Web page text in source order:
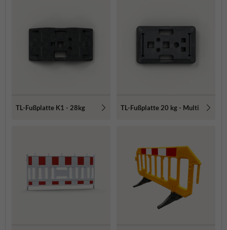
TL-Fußplatte K1 - 28kg TL-Fußplatte 20 kg - Multi